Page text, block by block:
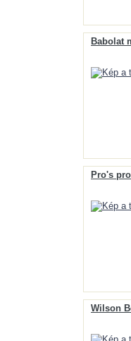
Babolat
Pro's
Wilson